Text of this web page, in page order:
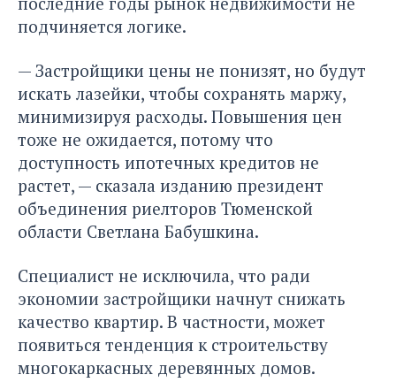
подчиняется логике.
— Застройщики цены не понизят, но будут
искать лазейки, чтобы сохранять маржу,
минимизируя расходы. Повышения цен
тоже не ожидается, потому что
доступность ипотечных кредитов не
растет, — сказала изданию президент
объединения риелторов Тюменской
области Светлана Бабушкина.
Специалист не исключила, что ради
экономии застройщики начнут снижать
качество квартир. В частности, может
появиться тенденция к строительству
многокаркасных деревянных домов.